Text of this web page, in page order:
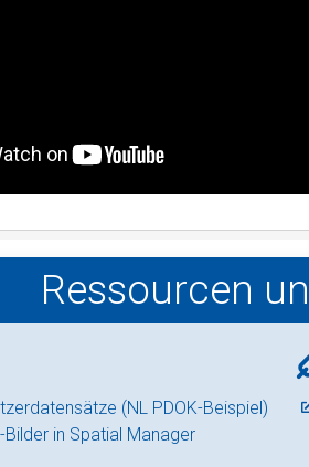
Ressourcen
(NL PDOK-Beispiel)
Bilder in Spatial Manager